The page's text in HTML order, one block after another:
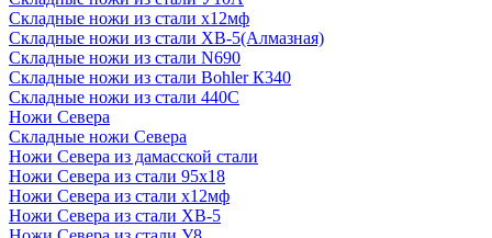
Складные ножи из стали х12мф
Складные ножи из стали ХВ-5(Алмазная)
Складные ножи из стали N690
Складные ножи из стали Bohler К340
Складные ножи из стали 440С
Ножи Севера
Складные ножи Севера
Ножи Севера из дамасской стали
Ножи Севера из стали 95х18
Ножи Севера из стали х12мф
Ножи Севера из стали ХВ-5